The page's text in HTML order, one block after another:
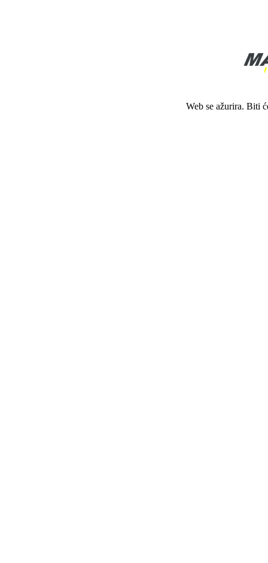
Web se ažurira. Biti